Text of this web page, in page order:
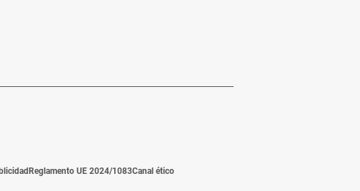
Reglamento UE 2024/1083Canal ético